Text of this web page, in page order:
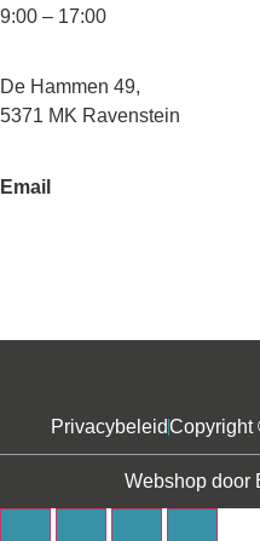
9:00 – 17:00
De Hammen 49,
5371 MK Ravenstein
Email
Webshop door
PrivacybeleidCopyright